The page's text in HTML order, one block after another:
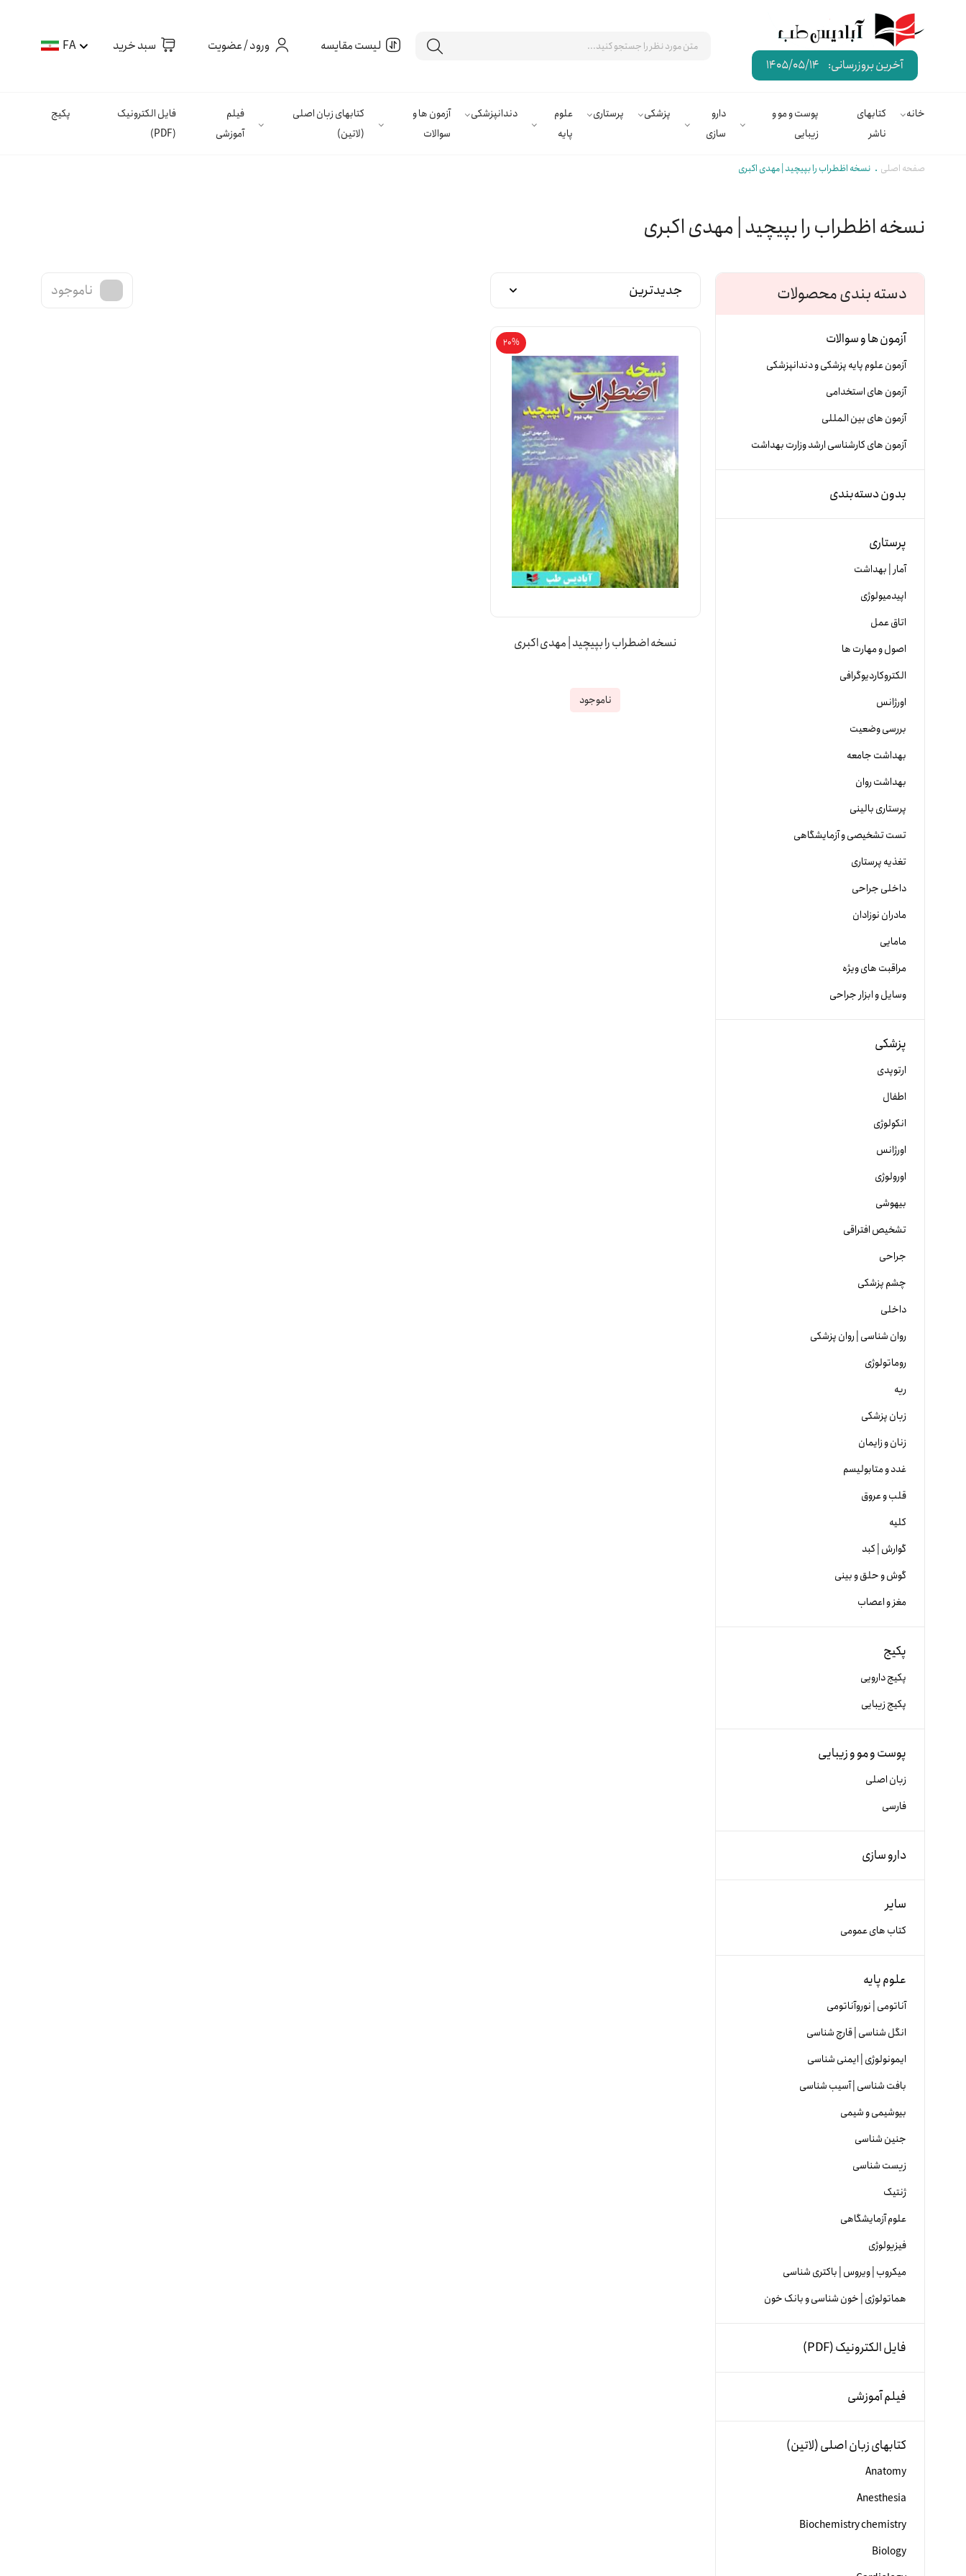
آخرین بروزرسانی: 1405/05/14
لیست مقایسه ورود / عضویت سبد خرید FA
خانه
کتابهای
ناشر
پوست و مو و
زیبایی
دارو
سازی
پزشکی پرستاری
علوم
پایه
دندانپزشکی
آزمون ها و
سوالات
کتابهای زبان اصلی
(لاتین)
فیلم
آموزشی
فایل الکترونیک
(PDF)
پکیج
صفحه اصلی نسخه اظطراب را بپیچید | مهدی اکبری
نسخه اظطراب را بپیچید | مهدی اکبری
دسته بندی محصولات
آزمون ها و سوالات
آزمون علوم پایه پزشکی و دندانپزشکی
آزمون های استخدامی
آزمون های بین المللی
آزمون های کارشناسی ارشد وزارت بهداشت
بدون دسته‌بندی
پرستاری
آمار | بهداشت
اپیدمیولوژی
اتاق عمل
اصول و مهارت ها
الکتروکاردیوگرافی
اورژانس
بررسی وضعیت
بهداشت جامعه
بهداشت روان
پرستاری بالینی
تست تشخیصی و آزمایشگاهی
تغذیه پرستاری
داخلی جراحی
مادران نوزادان
مامایی
مراقبت های ویژه
وسایل و ابزار جراحی
پزشکی
ارتوپدی
اطفال
انکولوژی
اورژانس
اورولوژی
بیهوشی
تشخیص افتراقی
جراحی
چشم پزشکی
داخلی
روان شناسی | روان پزشکی
روماتولوژی
ریه
زبان پزشکی
زنان و زایمان
غدد و متابولیسم
قلب و عروق
کلیه
گوارش | کبد
گوش و حلق و بینی
مغز و اعصاب
پکیج
پکیج دارویی
پکیج زیبایی
پوست و مو و زیبایی
زبان اصلی
فارسی
دارو سازی
سایر
کتاب های عمومی
علوم پایه
آناتومی | نوروآناتومی
انگل شناسی | قارچ شناسی
ایمونولوژی | ایمنی شناسی
بافت شناسی | آسیب شناسی
بیوشیمی و شیمی
جنین شناسی
زیست شناسی
ژنتیک
علوم آزمایشگاهی
فیزیولوژی
میکروب | ویروس | باکتری شناسی
هماتولوژی | خون شناسی و بانک خون
فایل الکترونیک (PDF)
فیلم آموزشی
کتابهای زبان اصلی (لاتین)
Anatomy
Anesthesia
Biochemistry chemistry
Biology
ناموجود
20%
نسخه اضطراب را بپیچید | مهدی اکبری
ناموجود